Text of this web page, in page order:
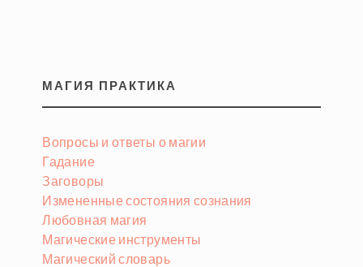
МАГИЯ ПРАКТИКА
Вопросы и ответы о магии
Гадание
Заговоры
Измененные состояния сознания
Любовная магия
Магические инструменты
Магический словарь